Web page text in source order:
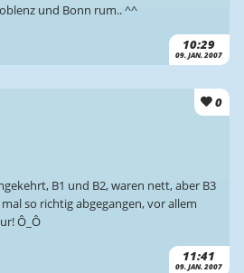
10:29
09. JAN. 2007
und Bonn rum.. ^^
0
11:41
09. JAN. 2007
B1 und B2, waren nett, aber B3
so richtig abgegangen, vor allem
Ô_Ô